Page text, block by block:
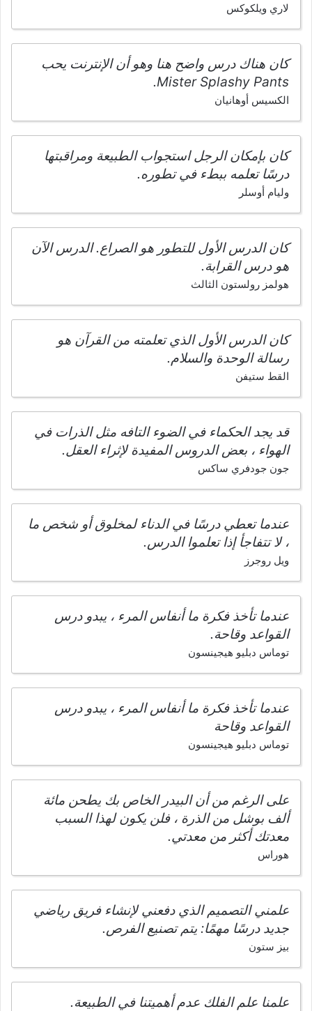
لاري ويلكوكس
كان هناك درس واضح هنا وهو أن الإنترنت يحب
Mister Splashy Pants.
الكسيس أوهانيان
كان بإمكان الرجل استجواب الطبيعة ومراقبتها
درسًا تعلمه ببطء في تطوره.
وليام أوسلر
كان الدرس الأول للتطور هو الصراع. الدرس الآن
هو درس القرابة.
هولمز رولستون الثالث
كان الدرس الأول الذي تعلمته من القرآن هو
رسالة الوحدة والسلام.
القط ستيفن
قد يجد الحكماء في الضوء التافه مثل الذرات في
الهواء ، بعض الدروس المفيدة لإثراء العقل.
جون جودفري ساكس
عندما تعطي درسًا في الدناء لمخلوق أو شخص ما
، لا تتفاجأ إذا تعلموا الدرس.
ويل روجرز
عندما تأخذ فكرة ما أنفاس المرء ، يبدو درس
القواعد وقاحة.
توماس دبليو هيجينسون
عندما تأخذ فكرة ما أنفاس المرء ، يبدو درس
القواعد وقاحة
توماس دبليو هيجينسون
على الرغم من أن البيدر الخاص بك يطحن مائة
ألف بوشل من الذرة ، فلن يكون لهذا السبب
معدتك أكثر من معدتي.
هوراس
علمني التصميم الذي دفعني لإنشاء فريق رياضي
جديد درسًا مهمًا: يتم تصنيع الفرص.
بيز ستون
علمنا علم الفلك عدم أهميتنا في الطبيعة.